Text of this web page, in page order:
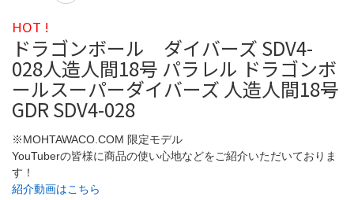
HOT !
ドラゴンボール ダイバーズ SDV4-
028人造人間18号 パラレル ドラゴンボ
ールスーパーダイバーズ 人造人間18号
GDR SDV4-028
※MOHTAWACO.COM 限定モデル
YouTuberの皆様に商品の使い心地などをご紹介いただいておりま
す！
紹介動画はこちら